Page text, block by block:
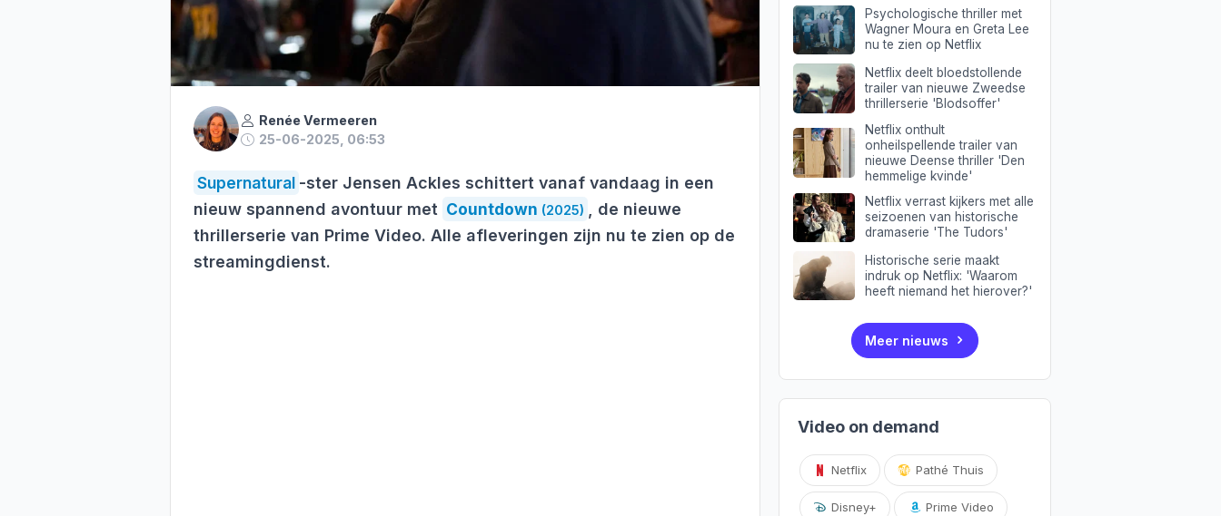
Renée Vermeeren
25-06-2025, 06:53
Supernatural -ster Jensen Ackles schittert vanaf vandaag in een
nieuw spannend avontuur met Countdown (2025)
, de nieuwe
thrillerserie van Prime Video. Alle afleveringen zijn nu te zien op de
streamingdienst.
Psychologische thriller met
Wagner Moura en Greta Lee
nu te zien op Netflix
Netflix deelt bloedstollende
trailer van nieuwe Zweedse
thrillerserie 'Blodsoffer'
Netflix onthult
onheilspellende trailer van
nieuwe Deense thriller 'Den
hemmelige kvinde'
Netflix verrast kijkers met alle
seizoenen van historische
dramaserie 'The Tudors'
Historische serie maakt
indruk op Netflix: 'Waarom
heeft niemand het hierover?'
Meer nieuws
Video on demand
Netflix Pathé Thuis
Disney+ Prime Video